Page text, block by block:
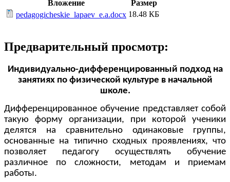
Вложение
Размер
pedagogicheskie_lapaev_e.a.docx 18.48 КБ
Предварительный просмотр:
Индивидуально-дифференцированный подход на
занятиях по физической культуре в начальной
школе.
Дифференцированное обучение представляет собой
такую форму организации, при которой ученики
делятся на сравнительно одинаковые группы,
основанные на типично сходных проявлениях, что
позволяет педагогу осуществлять обучение
различное по сложности, методам и приемам
работы.